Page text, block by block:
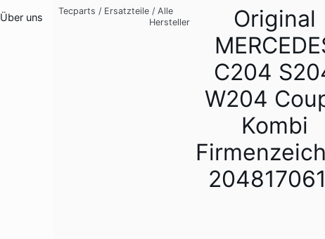
Über uns
Tecparts / Ersatzteile / Alle
Hersteller
Original
C204
W204
Kombi